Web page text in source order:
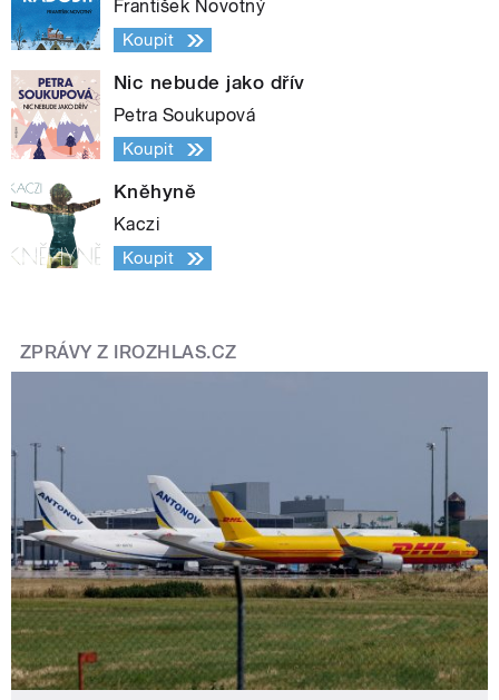
František Novotný
Koupit
Nic nebude jako dřív
Petra Soukupová
Koupit
Kněhyně
Kaczi
Koupit
ZPRÁVY Z IROZHLAS.CZ